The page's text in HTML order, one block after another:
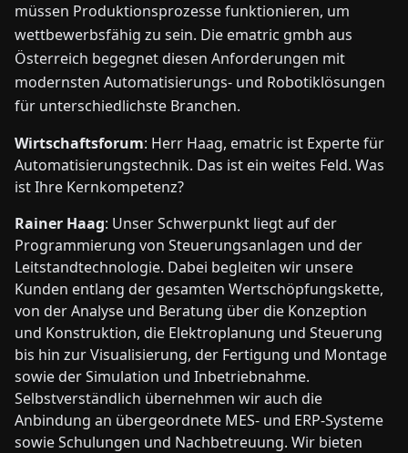
KONTAKT
ZU
UNS
müssen Produktionsprozesse funktionieren, um
wettbewerbsfähig zu sein. Die ematric gmbh aus
Österreich begegnet diesen Anforderungen mit
modernsten Automatisierungs- und Robotiklösungen
für unterschiedlichste Branchen.
Wirtschaftsforum: Herr Haag, ematric ist Experte für
Automatisierungstechnik. Das ist ein weites Feld. Was
ist Ihre Kernkompetenz?
Rainer Haag: Unser Schwerpunkt liegt auf der
Programmierung von Steuerungsanlagen und der
Leitstandtechnologie. Dabei begleiten wir unsere
Kunden entlang der gesamten Wertschöpfungskette,
von der Analyse und Beratung über die Konzeption
und Konstruktion, die Elektroplanung und Steuerung
bis hin zur Visualisierung, der Fertigung und Montage
sowie der Simulation und Inbetriebnahme.
Selbstverständlich übernehmen wir auch die
Anbindung an übergeordnete MES- und ERP-Systeme
sowie Schulungen und Nachbetreuung. Wir bieten